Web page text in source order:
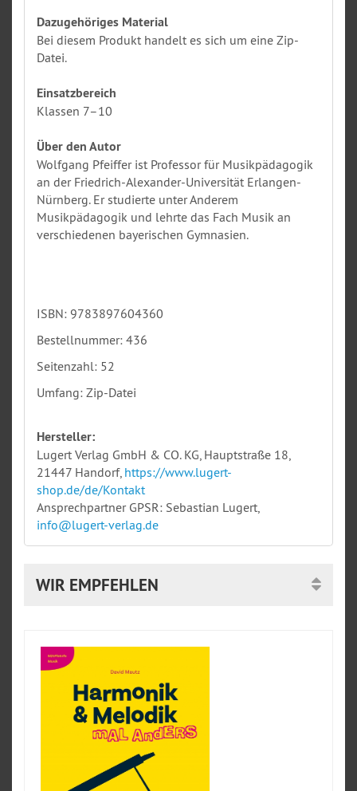
Dazugehöriges Material
Bei diesem Produkt handelt es sich um eine Zip-
Datei.
Einsatzbereich
Klassen 7–10
Über den Autor
Wolfgang Pfeiffer ist Professor für Musikpädagogik
an der Friedrich-Alexander-Universität Erlangen-
Nürnberg. Er studierte unter Anderem
Musikpädagogik und lehrte das Fach Musik an
verschiedenen bayerischen Gymnasien.
ISBN: 9783897604360
Bestellnummer: 436
Seitenzahl: 52
Umfang: Zip-Datei
Hersteller:
Lugert Verlag GmbH & CO. KG, Hauptstraße 18,
21447 Handorf, https://www.lugert-
shop.de/de/Kontakt
Ansprechpartner GPSR: Sebastian Lugert,
info@lugert-verlag.de
WIR EMPFEHLEN